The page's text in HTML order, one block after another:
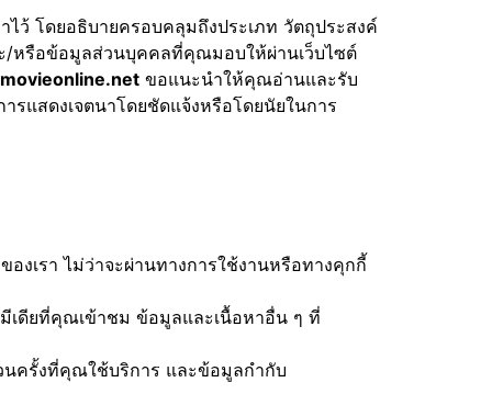
ไว้ โดยอธิบายครอบคลุมถึงประเภท วัตถุประสงค์
/หรือข้อมูลส่วนบุคคลที่คุณมอบให้ผ่านเว็บไซต์
ขอแนะนำให้คุณอ่านและรับ
แสดงเจตนาโดยชัดแจ้งหรือโดยนัยในการ
งเรา ไม่ว่าจะผ่านทางการใช้งานหรือทางคุกกี้
เดียที่คุณเข้าชม ข้อมูลและเนื้อหาอื่น ๆ ที่
นครั้งที่คุณใช้บริการ และข้อมูลกำกับ